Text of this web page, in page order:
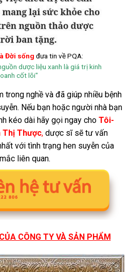
Đời sống đưa tin về PQA:
dược liệu xanh là giá trị kinh
cốt lõi"
trong nghề và đã giúp nhiều bệnh
Nếu bạn hoặc người nhà bạn
kéo dài hãy gọi ngay cho Tôi-
Thị Thược, dược sĩ sẽ tư vấn
với tình trạng hen suyễn của
liên quan.
CÔNG TY VÀ SẢN PHẨM